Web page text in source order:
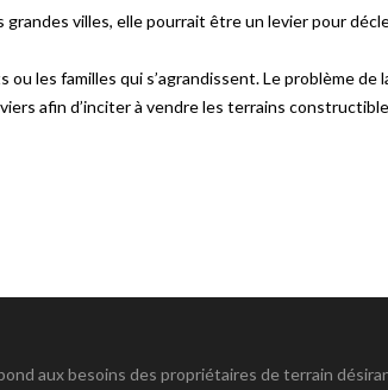
villes, elle pourrait être un levier pour
les familles qui s’agrandissent. Le problème de
afin d’inciter à vendre les terrains
aux besoins des propriétaires de terrain